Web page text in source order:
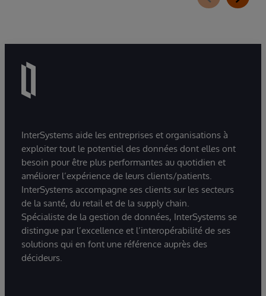
InterSystems aide les entreprises et organisations à
exploiter tout le potentiel des données dont elles ont
besoin pour être plus performantes au quotidien et
améliorer l’expérience de leurs clients/patients.
InterSystems accompagne ses clients sur les secteurs
de la santé, du retail et de la supply chain.
Spécialiste de la gestion de données, InterSystems se
distingue par l’excellence et l’interopérabilité de ses
solutions qui en font une référence auprès des
décideurs.